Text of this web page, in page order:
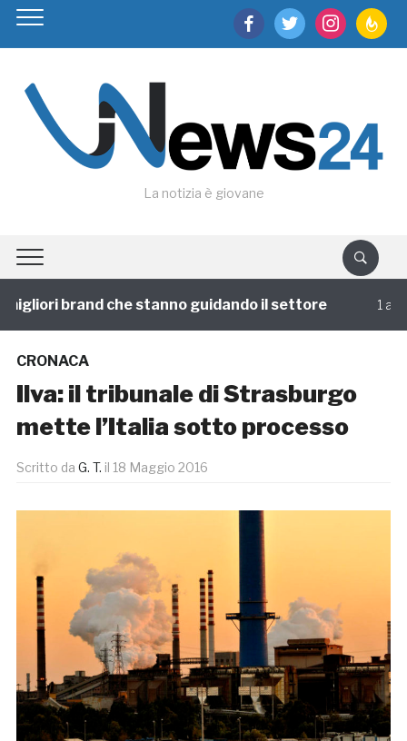
facebooktwitter instagram
La notizia è giovane
brand che stanno guidando il settore 1 annofa
CRONACA
Ilva: il tribunale di Strasburgo
mette l’Italia sotto processo
Scritto da G. T. il 18 Maggio 2016